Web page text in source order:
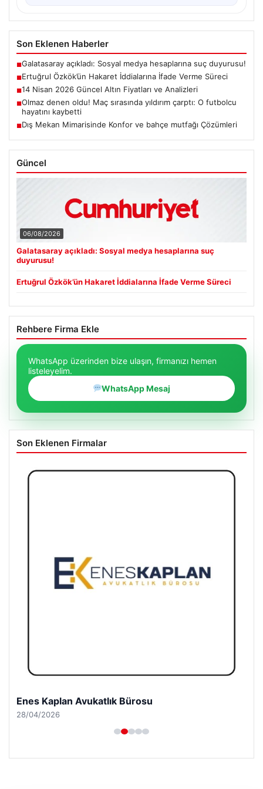
Son Eklenen Haberler
■Galatasaray açıkladı: Sosyal medya hesaplarına suç duyurusu!
■Ertuğrul Özkök’ün Hakaret İddialarına İfade Verme Süreci
■14 Nisan 2026 Güncel Altın Fiyatları ve Analizleri
■Olmaz denen oldu! Maç sırasında yıldırım çarptı: O futbolcu
hayatını kaybetti
■Dış Mekan Mimarisinde Konfor ve bahçe mutfağı Çözümleri
Güncel
06/08/2026
Galatasaray açıkladı: Sosyal medya hesaplarına suç
duyurusu!
Ertuğrul Özkök’ün Hakaret İddialarına İfade Verme Süreci
Rehbere Firma Ekle
WhatsApp üzerinden bize ulaşın, firmanızı hemen
listeleyelim.
WhatsApp Mesaj
Son Eklenen Firmalar
Enes Kaplan Avukatlık Bürosu
28/04/2026